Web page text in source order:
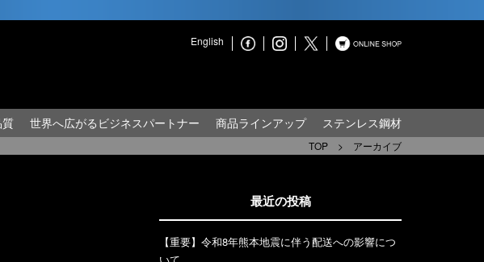
English
世界へ広がるビジネスパートナー 商品ラインアップ ステンレス鋼材
TOP > アーカイブ
最近の投稿
【重要】令和8年熊本地震に伴う配送への影響につ